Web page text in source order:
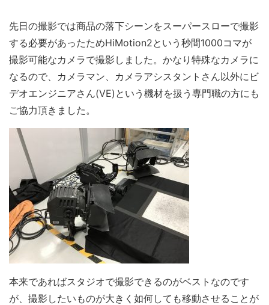
先日の撮影では商品の落下シーンをスーパースローで撮影
する必要があったためHiMotion2という秒間1000コマが
撮影可能なカメラで撮影しました。かなり特殊なカメラに
なるので、カメラマン、カメラアシスタントさん以外にビ
デオエンジニアさん(VE)という機材を扱う専門職の方にも
ご協力頂きました。
本来であればスタジオで撮影できるのがベストなのです
が、撮影したいものが大きく如何しても移動させることが